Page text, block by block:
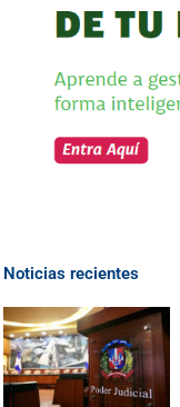
Noticias recientes